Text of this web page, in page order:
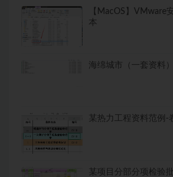
【MacOS】VMware
本
海绵城市（一套资料）
某热力工程资料范例-
某项目分部分项检验